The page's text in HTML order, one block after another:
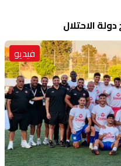
الاحتلال
فيديو